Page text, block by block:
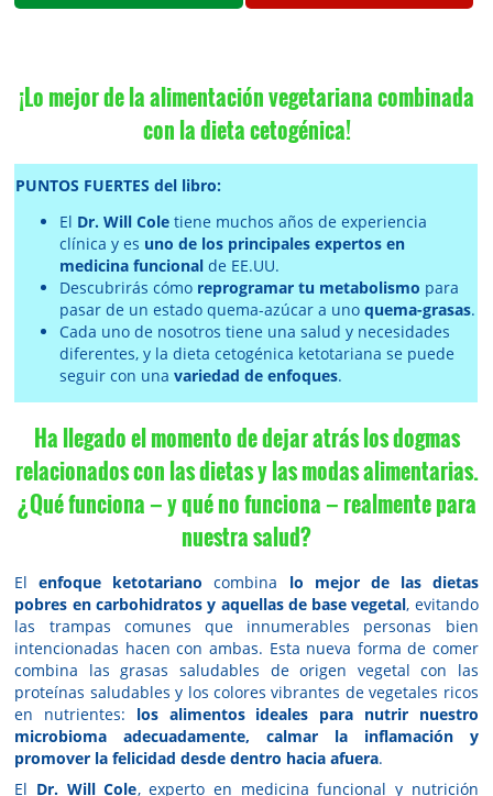
¡Lo mejor de la alimentación vegetariana combinada
con la dieta cetogénica!
PUNTOS FUERTES del libro:
El Dr. Will Cole tiene muchos años de experiencia
clínica y es uno de los principales expertos en
medicina funcional de EE.UU.
Descubrirás cómo reprogramar tu metabolismo para
pasar de un estado quema-azúcar a unoquema-grasas.
Cada uno de nosotros tiene una salud y necesidades
diferentes, y la dieta cetogénica ketotariana se puede
seguir con unavariedad de enfoques.
Ha llegado el momento de dejar atrás los dogmas
relacionados con las dietas y las modas alimentarias.
¿Qué funciona − y qué no funciona − realmente para
nuestra salud?
Elenfoque ketotariano combina lo mejor de las dietas
pobres en carbohidratos y aquellas de base vegetal, evitando
las trampas comunes que innumerables personas bien
intencionadas hacen con ambas. Esta nueva forma de comer
combina las grasas saludables de origen vegetal con las
proteínas saludables y los colores vibrantes de vegetales ricos
en nutrientes: los alimentos ideales para nutrir nuestro
microbioma adecuadamente, calmar la inflamación y
promover la felicidad desde dentro hacia afuera.
El Dr. Will Cole, experto en medicina funcional y nutrición